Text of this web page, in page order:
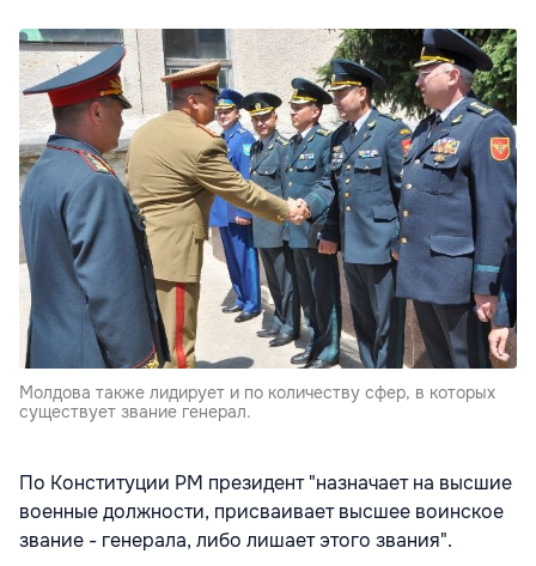
Молдова также лидирует и по количеству сфер, в которых
существует звание генерал.
По Конституции РМ президент "назначает на высшие
военные должности, присваивает высшее воинское
звание - генерала, либо лишает этого звания".